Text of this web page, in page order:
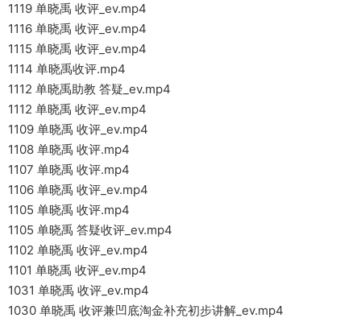
1119 单晓禹 收评_ev.mp4
1116 单晓禹 收评_ev.mp4
1115 单晓禹 收评_ev.mp4
1114 单晓禹收评.mp4
1112 单晓禹助教 答疑_ev.mp4
1112 单晓禹 收评_ev.mp4
1109 单晓禹 收评_ev.mp4
1108 单晓禹 收评.mp4
1107 单晓禹 收评.mp4
1106 单晓禹 收评_ev.mp4
1105 单晓禹 收评.mp4
1105 单晓禹 答疑收评_ev.mp4
1102 单晓禹 收评_ev.mp4
1101 单晓禹 收评_ev.mp4
1031 单晓禹 收评_ev.mp4
1030 单晓禹 收评兼凹底淘金补充初步讲解_ev.mp4